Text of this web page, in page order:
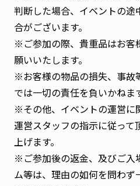
判断した場合、イベントの途
合がございます。
※ご参加の際、貴重品はお客
願いいたします。
※お客様の物品の損失、事故
では一切の責任を負いかねま
※その他、イベントの運営に
運営スタッフの指示に従って
上げます。
※ご参加後の返金、及びご入
ム等は、理由の如何を問わず